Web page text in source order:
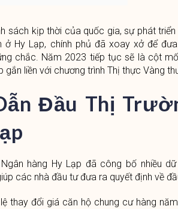
sách kịp thời của quốc gia, sự phát
ở Hy Lạp, chính phủ đã xoay xở để
chắc. Năm 2023 tiếp tục sẽ là cột
gắn liền với chương trình Thị thực Vàng
Đầu Thị
hàng Hy Lạp đã công bố nhiều
các nhà đầu tư đưa ra quyết định về
thay đổi giá căn hộ chung cư hàng